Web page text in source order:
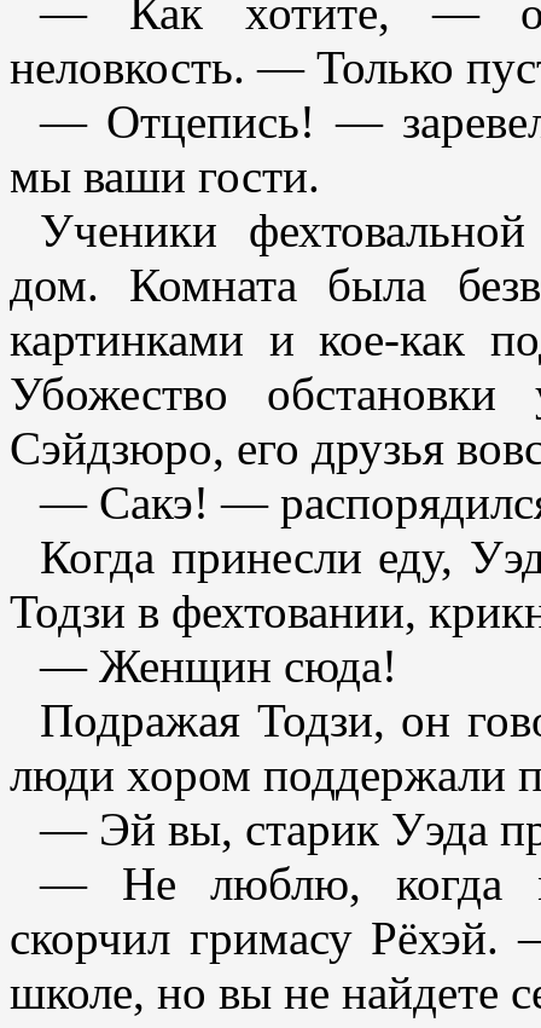
— Как хотите, —
неловкость. — Только
— Отцепись! —
мы ваши гости.
Ученики
дом. Комната была
картинками и кое-как
Убожество обстановки
Сэйдзюро, его друзья
— Сакэ! — распорядился
Когда принесли еду,
Тодзи в фехтовании,
— Женщин сюда!
Подражая Тодзи, он
люди хором поддержали
— Эй вы, старик Уэда
— Не люблю, когда
скорчил гримасу
школе, но вы не найдете